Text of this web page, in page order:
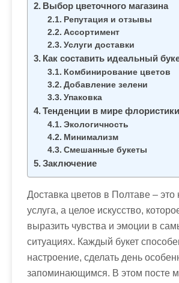
Выбор цветочного магазина
Репутация и отзывы
Ассортимент
Услуги доставки
Как составить идеальный
Комбинирование цветов
Добавление зелени
Упаковка
Тенденции в мире флористики
Экологичность
Минимализм
Смешанные букеты
Заключение
Доставка цветов в Полтаве – это
услуга, а целое искусство,
выразить чувства и эмоции в
ситуациях. Каждый букет
настроение, сделать день
запоминающимся. В этом посте